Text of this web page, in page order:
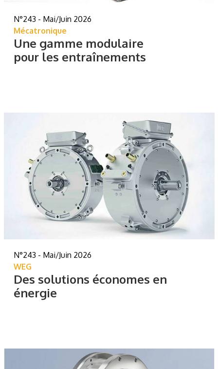
N°243 - Mai/Juin 2026
Mécatronique
Une gamme modulaire
pour les entraînements
N°243 - Mai/Juin 2026
WEG
Des solutions économes en
énergie